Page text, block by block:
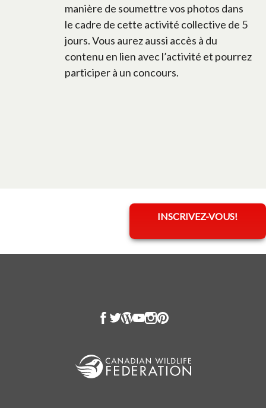
manière de soumettre vos photos dans
le cadre de cette activité collective de 5
jours. Vous aurez aussi accès à du
contenu en lien avec l’activité et pourrez
participer à un concours.
INSCRIVEZ-VOUS!